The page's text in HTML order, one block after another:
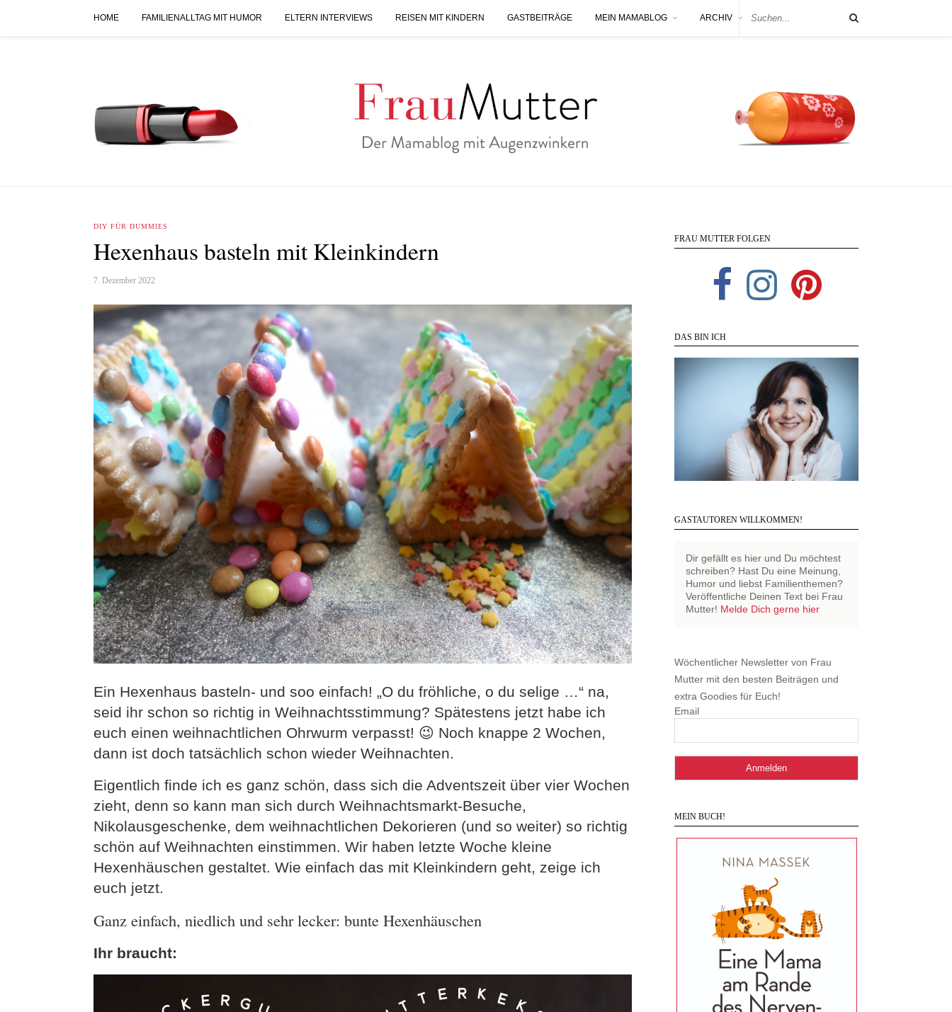
HOME FAMILIENALLTAG MIT HUMOR ELTERN INTERVIEWS REISEN MIT KINDERN GASTBEITRÄGE MEIN MAMABLOG ARCHIV
DIY FÜR DUMMIES
Hexenhaus basteln mit Kleinkindern
7. Dezember 2022
Ein Hexenhaus basteln- und soo einfach! „O du fröhliche, o du selige …“ na,
seid ihr schon so richtig in Weihnachtsstimmung? Spätestens jetzt habe ich
euch einen weihnachtlichen Ohrwurm verpasst! 😉 Noch knappe 2 Wochen,
dann ist doch tatsächlich schon wieder Weihnachten.
Eigentlich finde ich es ganz schön, dass sich die Adventszeit über vier Wochen
zieht, denn so kann man sich durch Weihnachtsmarkt-Besuche,
Nikolausgeschenke, dem weihnachtlichen Dekorieren (und so weiter) so richtig
schön auf Weihnachten einstimmen. Wir haben letzte Woche kleine
Hexenhäuschen gestaltet. Wie einfach das mit Kleinkindern geht, zeige ich
euch jetzt.
Ganz einfach, niedlich und sehr lecker: bunte Hexenhäuschen
Ihr braucht:
FRAU MUTTER FOLGEN
DAS BIN ICH
GASTAUTOREN WILLKOMMEN!
Dir gefällt es hier und Du möchtest
schreiben? Hast Du eine Meinung,
Humor und liebst Familienthemen?
Veröffentliche Deinen Text bei Frau
Mutter! Melde Dich gerne hier
Wöchentlicher Newsletter von Frau
Mutter mit den besten Beiträgen und
extra Goodies für Euch!
Email
MEIN BUCH!